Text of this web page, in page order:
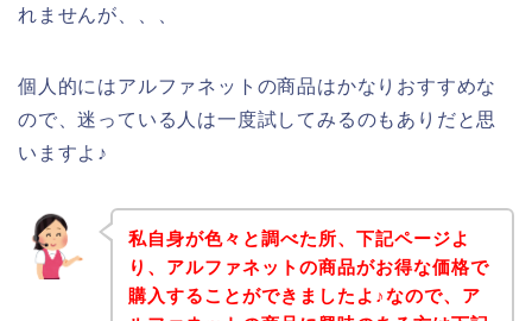
れませんが、、、
個人的にはアルファネットの商品はかなりおすすめな
ので、迷っている人は一度試してみるのもありだと思
いますよ♪
私自身が色々と調べた所、下記ページよ
り、アルファネットの商品がお得な価格で
購入することができましたよ♪なので、ア